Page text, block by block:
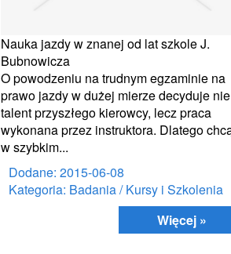
Nauka jazdy w znanej od lat szkole J.
Bubnowicza
O powodzeniu na trudnym egzaminie na
prawo jazdy w dużej mierze decyduje nie
talent przyszłego kierowcy, lecz praca
wykonana przez instruktora. Dlatego
w szybkim...
Dodane: 2015-06-08
Kategoria: Badania / Kursy i Szkolenia
Więcej »